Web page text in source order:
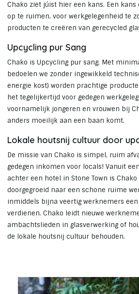
Chako ziet júist hier een kans. Een
op te ruimen, voor werkgelegenheid te
producten te creëren van gerecycled
Upcycling pur Sang
Chako is Upcycling pur sang. Met
bedoelen we zonder ingewikkeld
energie kost) worden prachtige
het tegelijkertijd voor gedegen
voornamelijk jongeren en vrouwen bij
anders moeilijk aan een baan komt.
Lokale houtsnij cultuur door
De missie van Chako is simpel, ruim
gedegen inkomen voor locals! Vanuit
achter een hotel in Stone Town is
doorgegroeid naar een schone ruime
inmiddels bijna veertig werknemers
verdienen. Chako leidt nieuwe
ambachtslieden in glasverwerking of
de lokale houtsnij cultuur behouden.